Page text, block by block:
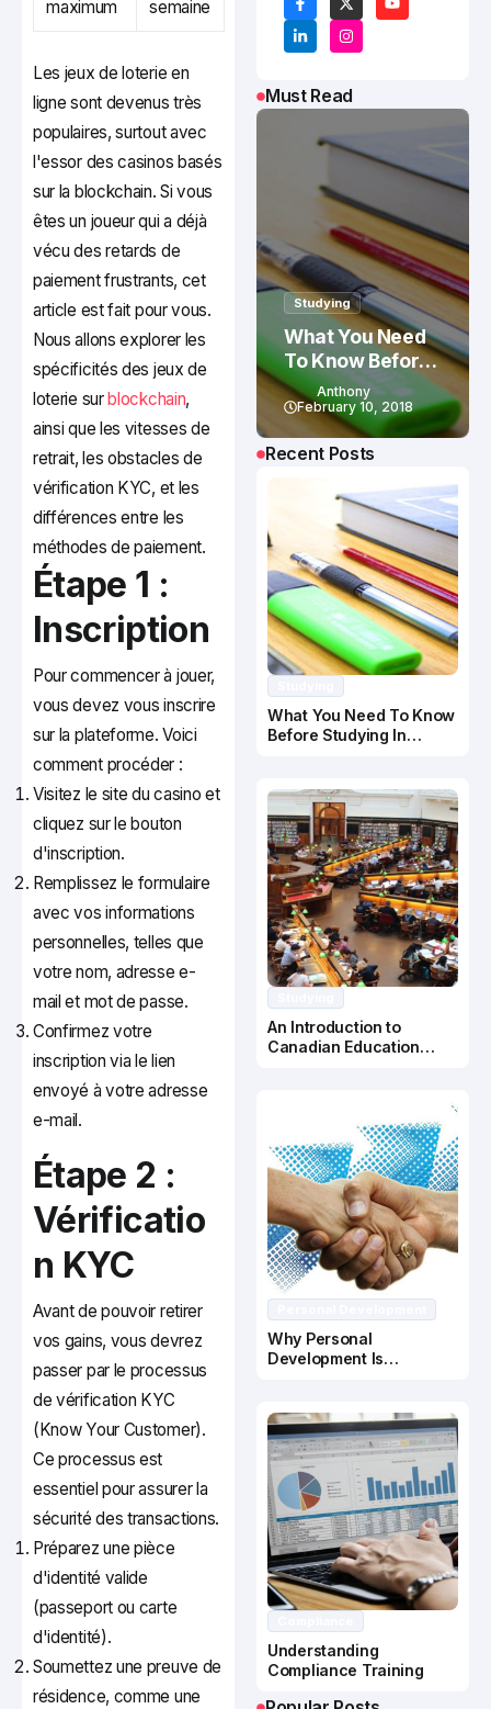
maximum
semaine
Les jeux de loterie en
ligne sont devenus très
populaires, surtout avec
l'essor des casinos basés
sur la blockchain. Si vous
êtes un joueur qui a déjà
vécu des retards de
paiement frustrants, cet
article est fait pour vous.
Nous allons explorer les
spécificités des jeux de
loterie sur blockchain,
ainsi que les vitesses de
retrait, les obstacles de
vérification KYC, et les
différences entre les
méthodes de paiement.
Étape 1 :
Inscription
Pour commencer à jouer,
vous devez vous inscrire
sur la plateforme. Voici
comment procéder :
Visitez le site du casino et
cliquez sur le bouton
d'inscription.
Remplissez le formulaire
avec vos informations
personnelles, telles que
votre nom, adresse e-
mail et mot de passe.
Confirmez votre
inscription via le lien
envoyé à votre adresse
e-mail.
Étape 2 :
Vérificatio
n KYC
Avant de pouvoir retirer
vos gains, vous devrez
passer par le processus
de vérification KYC
(Know Your Customer).
Ce processus est
essentiel pour assurer la
sécurité des transactions.
Préparez une pièce
d'identité valide
(passeport ou carte
d'identité).
Soumettez une preuve de
résidence, comme une
Must Read
Studying
What You Need
To Know Before
Studying In
Canada
Anthony
February 10, 2018
Recent Posts
What You Need To Know
Before Studying In
An Introduction to
Canadian Education
Why Personal
Development Is
Understanding
Compliance Training